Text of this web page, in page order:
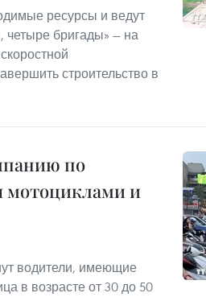
ресурсы и ведут
четыре бригады» — на
строительство в
по
мотоциклами и
водители, имеющие
в возрасте от 30 до 50